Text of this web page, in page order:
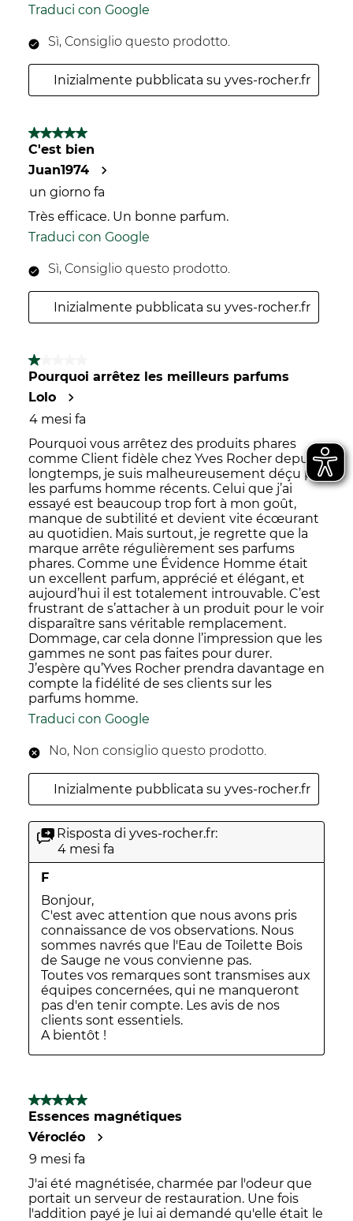
Traduci con Google
Sì, Consiglio questo prodotto.
Inizialmente pubblicata su yves-rocher.fr
5 su 5 stelle.
C'est bien
Juan1974
un giorno fa
Très efficace. Un bonne parfum.
Traduci con Google
Sì, Consiglio questo prodotto.
Inizialmente pubblicata su yves-rocher.fr
1 su 5 stelle.
Pourquoi arrêtez les meilleurs parfums
Lolo
4 mesi fa
Pourquoi vous arrêtez des produits phares
comme Client fidèle chez Yves Rocher depuis
longtemps, je suis malheureusement déçu par
les parfums homme récents. Celui que j’ai
essayé est beaucoup trop fort à mon goût,
manque de subtilité et devient vite écœurant
au quotidien. Mais surtout, je regrette que la
marque arrête régulièrement ses parfums
phares. Comme une Évidence Homme était
un excellent parfum, apprécié et élégant, et
aujourd’hui il est totalement introuvable. C’est
frustrant de s’attacher à un produit pour le voir
disparaître sans véritable remplacement.
Dommage, car cela donne l’impression que les
gammes ne sont pas faites pour durer.
J’espère qu’Yves Rocher prendra davantage en
compte la fidélité de ses clients sur les
parfums homme.
Traduci con Google
No, Non consiglio questo prodotto.
Inizialmente pubblicata su yves-rocher.fr
Risposta di yves-rocher.fr:
4 mesi fa
F
Bonjour,
C'est avec attention que nous avons pris
connaissance de vos observations. Nous
sommes navrés que l'Eau de Toilette Bois
de Sauge ne vous convienne pas.
Toutes vos remarques sont transmises aux
équipes concernées, qui ne manqueront
pas d'en tenir compte. Les avis de nos
clients sont essentiels.
A bientôt !
5 su 5 stelle.
Essences magnétiques
Vérocléo
9 mesi fa
J'ai été magnétisée, charmée par l'odeur que
portait un serveur de restauration. Une fois
l'addition payé je lui ai demandé qu'elle était le